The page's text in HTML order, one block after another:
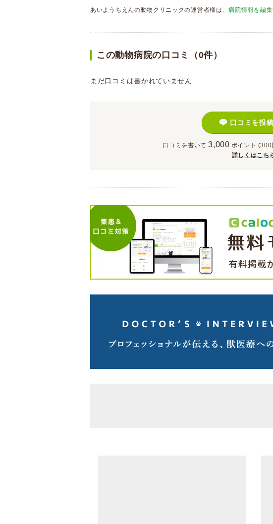
あいようちえんの動物クリニックの運営者様は、病院情報を編集
この動物病院の口コミ（0件）
まだ口コミは書かれていません
口コミを投
口コミを書いて 3,000 ポイント (300
詳しくはこち